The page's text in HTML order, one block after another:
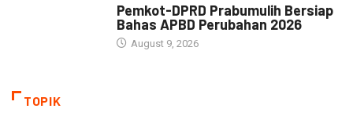
Pemkot-DPRD Prabumulih Bersiap
Bahas APBD Perubahan 2026
August 9, 2026
TOPIK